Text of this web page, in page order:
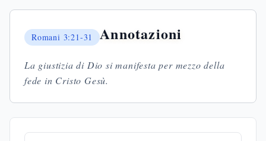
Romani 3:21-31 Annotazioni
La giustizia di Dio si manifesta per mezzo della
fede in Cristo Gesù.